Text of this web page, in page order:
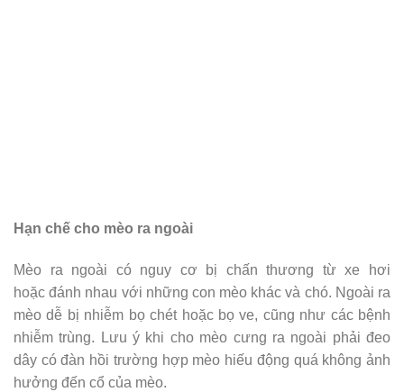
Hạn chế cho mèo ra ngoài
Mèo ra ngoài có nguy cơ bị chấn thương từ xe hơi
hoặc đánh nhau với những con mèo khác và chó. Ngoài ra
mèo dễ bị nhiễm bọ chét hoặc bọ ve, cũng như các bệnh
nhiễm trùng. Lưu ý khi cho mèo cưng ra ngoài phải đeo
dây có đàn hồi trường hợp mèo hiếu động quá không ảnh
hưởng đến cổ của mèo.